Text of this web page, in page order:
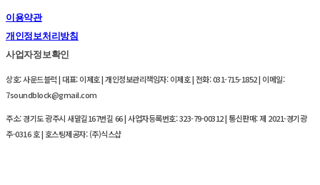
이용약관
개인정보처리방침
사업자정보확인
상호: 사운드블럭 | 대표: 이제호 | 개인정보관리책임자: 이제호 | 전화: 031-715-1852 | 이메일:
7soundblock@gmail.com
주소: 경기도 광주시 새말길167번길 66 | 사업자등록번호:323-79-00312| 통신판매:제 2021-경기광
주-0316 호| 호스팅제공자: (주)식스샵